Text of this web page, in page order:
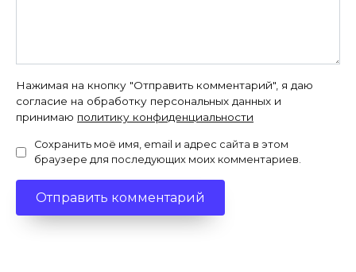
Нажимая на кнопку "Отправить комментарий", я даю
согласие на обработку персональных данных и
принимаю политику конфиденциальности
Сохранить моё имя, email и адрес сайта в этом
браузере для последующих моих комментариев.